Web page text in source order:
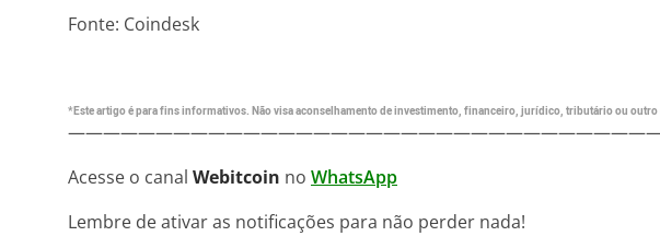
Fonte: Coindesk
*Este artigo é para fins informativos. Não visa aconselhamento de investimento, financeiro, jurídico, tributário ou outro
Acesse o canal Webitcoin no WhatsApp
Lembre de ativar as notificações para não perder nada!